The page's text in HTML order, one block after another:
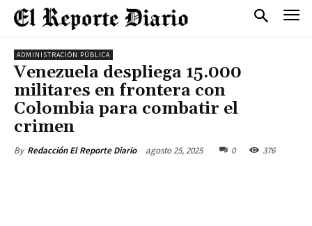
ADMINISTRACIÓN PÚBLICA
Venezuela despliega 15.000
militares en frontera con
Colombia para combatir el
crimen
By Redacción El Reporte Diario agosto 25, 2025 0 376